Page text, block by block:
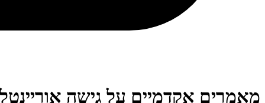
מאמרים אקדמיים על גישה